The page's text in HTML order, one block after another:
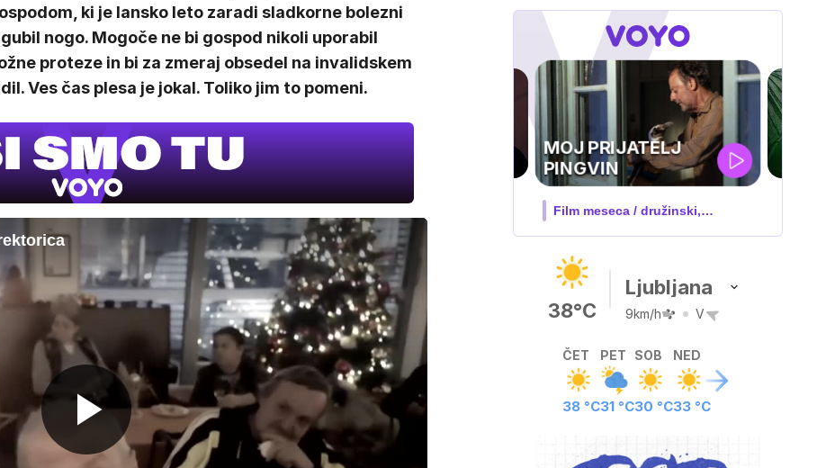
ki je lansko leto zaradi sladkorne bolezni
nogo. Mogoče ne bi gospod nikoli uporabil
proteze in bi za zmeraj obsedel na invalidskem
Ves čas plesa je jokal. Toliko jim to pomeni.
ZUFFA BOXING 10
V živo na VOYO: sobota ob
38°C
Ljubljana
9km/h V
ČET
38 °C
PET
31 °C
SOB
30 °C
NED
33 °C